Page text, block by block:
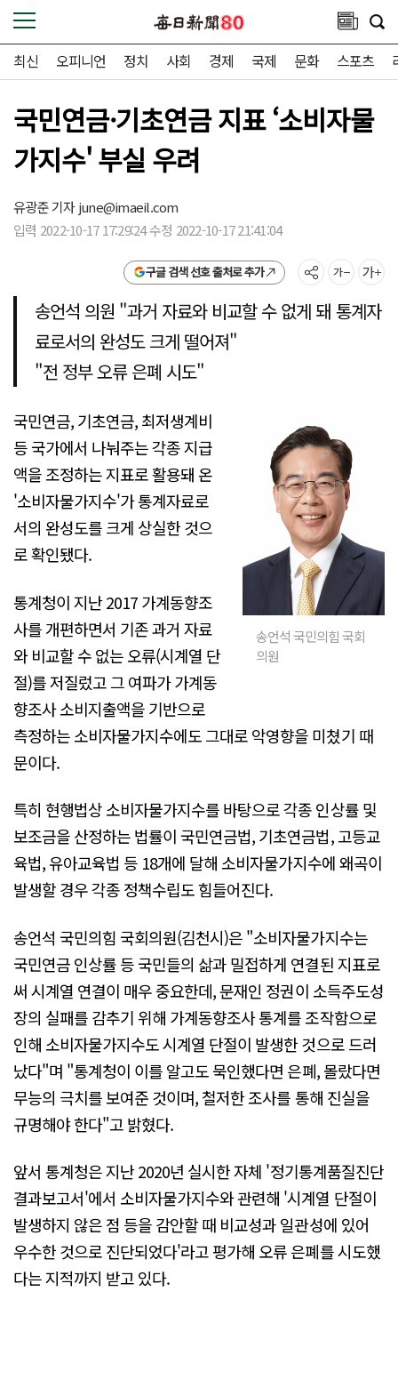
최신 오피니언 정치 사회 경제 국제 문화 스포츠
국민연금·기초연금 지표 ‘소비자물
가지수' 부실 우려
유광준 기자june@imaeil.com
입력 2022-10-17 17:29:24 수정 2022-10-17 21:41:04
구글 검색 선호 출처로 추가
송언석 의원 "과거 자료와 비교할 수 없게 돼 통계자
료로서의 완성도 크게 떨어져"
"전 정부 오류 은폐 시도"
송언석 국민의힘 국회
의원
국민연금, 기초연금, 최저생계비
등 국가에서 나눠주는 각종 지급
액을 조정하는 지표로 활용돼 온
'소비자물가지수'가 통계자료로
서의 완성도를 크게 상실한 것으
로 확인됐다.
통계청이 지난 2017 가계동향조
사를 개편하면서 기존 과거 자료
와 비교할 수 없는 오류(시계열 단
절)를 저질렀고 그 여파가 가계동
향조사 소비지출액을 기반으로
측정하는 소비자물가지수에도 그대로 악영향을 미쳤기 때
문이다.
특히 현행법상 소비자물가지수를 바탕으로 각종 인상률 및
보조금을 산정하는 법률이 국민연금법, 기초연금법, 고등교
육법, 유아교육법 등 18개에 달해 소비자물가지수에 왜곡이
발생할 경우 각종 정책수립도 힘들어진다.
송언석 국민의힘 국회의원(김천시)은 "소비자물가지수는
국민연금 인상률 등 국민들의 삶과 밀접하게 연결된 지표로
써 시계열 연결이 매우 중요한데, 문재인 정권이 소득주도성
장의 실패를 감추기 위해 가계동향조사 통계를 조작함으로
인해 소비자물가지수도 시계열 단절이 발생한 것으로 드러
났다"며 "통계청이 이를 알고도 묵인했다면 은폐, 몰랐다면
무능의 극치를 보여준 것이며, 철저한 조사를 통해 진실을
규명해야 한다"고 밝혔다.
앞서 통계청은 지난 2020년 실시한 자체 '정기통계품질진단
결과보고서'에서 소비자물가지수와 관련해 '시계열 단절이
발생하지 않은 점 등을 감안할 때 비교성과 일관성에 있어
우수한 것으로 진단되었다'라고 평가해 오류 은폐를 시도했
다는 지적까지 받고 있다.